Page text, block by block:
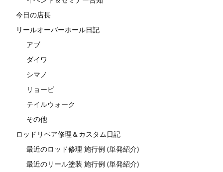
今日の店長
リールオーバーホール日記
アブ
ダイワ
シマノ
リョービ
テイルウォーク
その他
ロッドリペア修理＆カスタム日記
最近のロッド修理 施行例 (単発紹介)
最近のリール塗装 施行例 (単発紹介)